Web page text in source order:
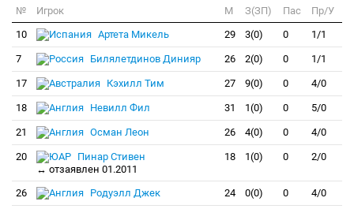
№ Игрок M З(ЗП) Пас
Пр/У
10
Артета Микель 29 3(0) 0 1/1
7 Билялетдинов Динияр 26 2(0) 0 1/1
17 Кэхилл Тим 27 9(0) 0 4/0
18 Невилл Фил 31 1(0) 0 5/0
21 Осман Леон 26 4(0) 0 4/0
20
Пинар Стивен
↔ отзаявлен 01.2011
18 1(0) 0 2/0
26 Родуэлл Джек 24 0(0) 0 4/0